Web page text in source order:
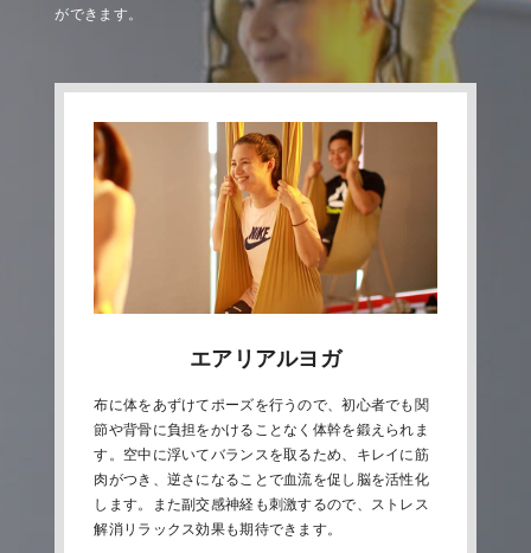
ができます。
エアリアルヨガ
布に体をあずけてポーズを行うので、初心者でも関
節や背骨に負担をかけることなく体幹を鍛えられま
す。空中に浮いてバランスを取るため、キレイに筋
肉がつき、逆さになることで血流を促し脳を活性化
します。また副交感神経も刺激するので、ストレス
解消リラックス効果も期待できます。